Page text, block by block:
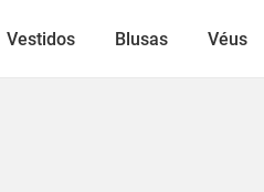
Vestidos Blusas Véus